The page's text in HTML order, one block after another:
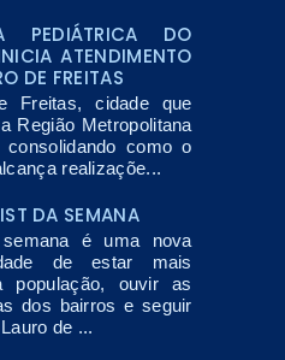
PEDIÁTRICA DO
ATENDIMENTO
DE FREITAS
Freitas, cidade que
Região Metropolitana
como o
realizaçõe...
DA SEMANA
é uma nova
de estar mais
população, ouvir as
dos bairros e seguir
de ...